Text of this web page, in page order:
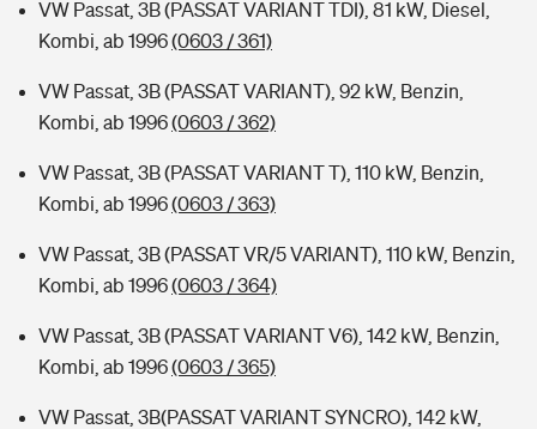
VW Passat, 3B (PASSAT VARIANT TDI), 81 kW, Diesel,
Kombi, ab 1996(0603 / 361)
VW Passat, 3B (PASSAT VARIANT), 92 kW, Benzin,
Kombi, ab 1996(0603 / 362)
VW Passat, 3B (PASSAT VARIANT T), 110 kW, Benzin,
Kombi, ab 1996(0603 / 363)
VW Passat, 3B (PASSAT VR/5 VARIANT), 110 kW, Benzin,
Kombi, ab 1996(0603 / 364)
VW Passat, 3B (PASSAT VARIANT V6), 142 kW, Benzin,
Kombi, ab 1996(0603 / 365)
VW Passat, 3B(PASSAT VARIANT SYNCRO), 142 kW,